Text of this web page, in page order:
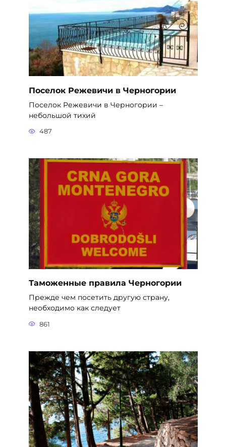
Поселок Режевичи в Черногории
Поселок Режевичи в Черногории –
небольшой тихий
487
Таможенные правила Черногории
Прежде чем посетить другую страну,
необходимо как следует
861